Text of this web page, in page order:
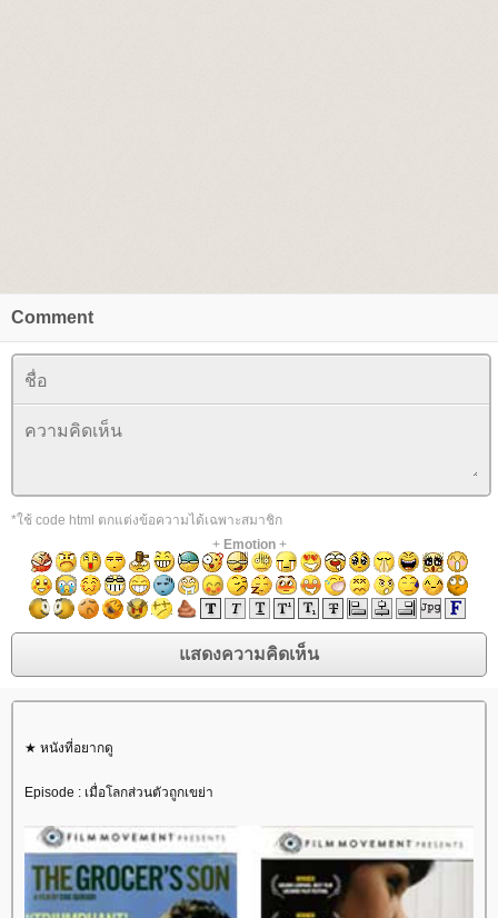
Comment
*ใช้ code html ตกแต่งข้อความได้เฉพาะสมาชิก
+ Emotion+
★ หนังที่อยากดู
Episode : เมื่อโลกส่วนตัวถูกเขย่า